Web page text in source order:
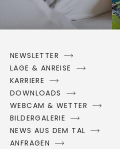
NEWSLETTER
LAGE & ANREISE
KARRIERE
DOWNLOADS
WEBCAM & WETTER
BILDERGALERIE
NEWS AUS DEM TAL
ANFRAGEN